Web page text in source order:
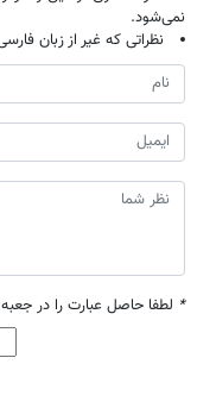
نمی‌شود.
نظراتی که غیر از زبان
* لطفا حاصل عبارت را در